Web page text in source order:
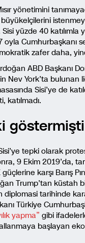
yönetimini
yüzde 40 katılımla
oyla Cumhurbaşkanı
zafer daha,
ABD Başkanı
Nev York’ta bulunan
Sisi’ye de
katılmadı.
göstermişti
Sisi’ye tepki olarak
9 Ekim 2019’da,
karşı Barış
Trump’tan küstah
diplomasi tarihinde
Türkiye
yapma” gibi
başlayan